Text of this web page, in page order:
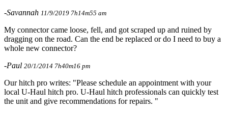
-Savannah 11/9/2019 7h14m55 am
My connector came loose, fell, and got scraped up and ruined by
dragging on the road. Can the end be replaced or do I need to buy a
whole new connector?
-Paul 20/1/2014 7h40m16 pm
Our hitch pro writes: "Please schedule an appointment with your
local U-Haul hitch pro. U-Haul hitch professionals can quickly test
the unit and give recommendations for repairs. "